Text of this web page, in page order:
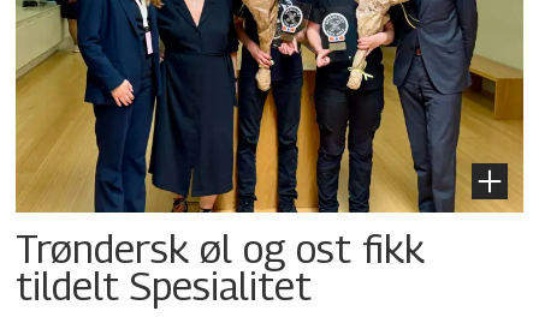
Trøndersk øl og ost fikk
tildelt Spesialitet